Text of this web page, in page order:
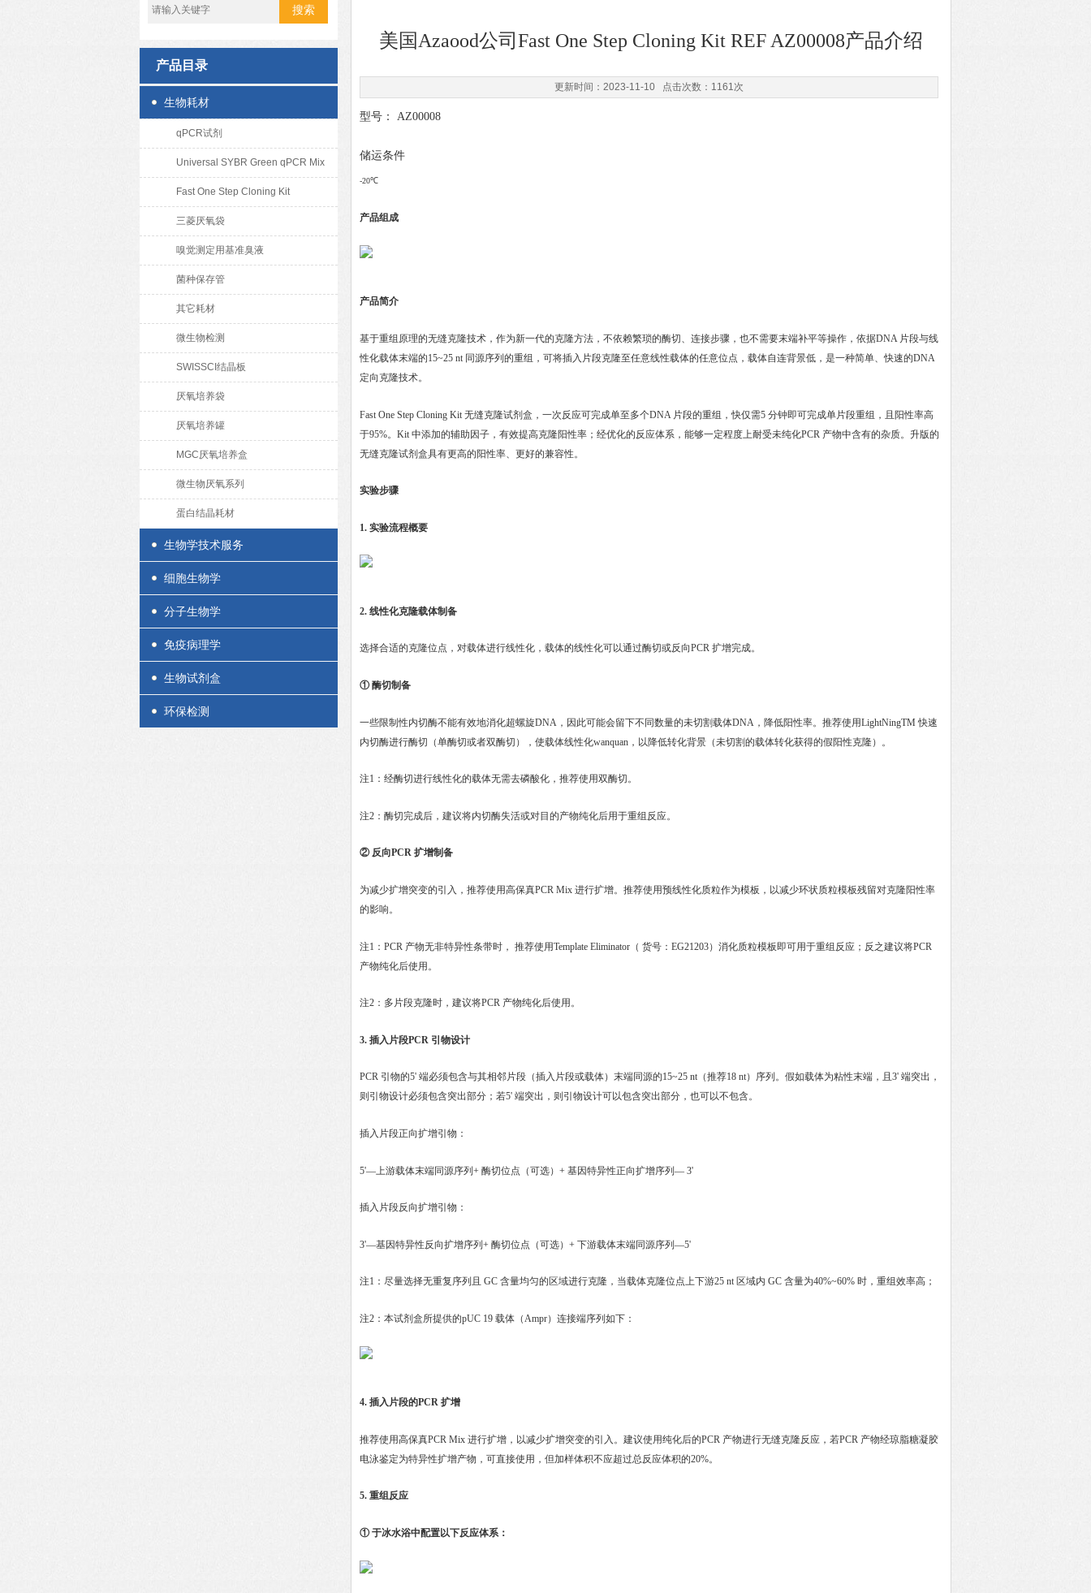
产品目录
生物耗材
qPCR试剂
Universal SYBR Green qPCR Mix
Fast One Step Cloning Kit
三菱厌氧袋
嗅觉测定用基准臭液
菌种保存管
其它耗材
微生物检测
SWISSCI结晶板
厌氧培养袋
厌氧培养罐
MGC厌氧培养盒
微生物厌氧系列
蛋白结晶耗材
生物学技术服务
细胞生物学
分子生物学
免疫病理学
生物试剂盒
环保检测
美国Azaood公司Fast One Step Cloning Kit REF AZ00008产品介绍
更新时间：2023-11-10 点击次数：1161次
型号： AZ00008
储运条件
-20℃
产品组成
产品简介
基于重组原理的无缝克隆技术，作为新一代的克隆方法，不依赖繁琐的酶切、连接步骤，也不需要末端补平等操作，依据DNA 片段与线
性化载体末端的15~25 nt 同源序列的重组，可将插入片段克隆至任意线性载体的任意位点，载体自连背景低，是一种简单、快速的DNA
定向克隆技术。
Fast One Step Cloning Kit 无缝克隆试剂盒，一次反应可完成单至多个DNA 片段的重组，快仅需5 分钟即可完成单片段重组，且阳性率高
于95%。Kit 中添加的辅助因子，有效提高克隆阳性率；经优化的反应体系，能够一定程度上耐受未纯化PCR 产物中含有的杂质。升版的
无缝克隆试剂盒具有更高的阳性率、更好的兼容性。
实验步骤
1. 实验流程概要
2. 线性化克隆载体制备
选择合适的克隆位点，对载体进行线性化，载体的线性化可以通过酶切或反向PCR 扩增完成。
① 酶切制备
一些限制性内切酶不能有效地消化超螺旋DNA，因此可能会留下不同数量的未切割载体DNA，降低阳性率。推荐使用LightNingTM 快速
内切酶进行酶切（单酶切或者双酶切），使载体线性化wanquan，以降低转化背景（未切割的载体转化获得的假阳性克隆）。
注1：经酶切进行线性化的载体无需去磷酸化，推荐使用双酶切。
注2：酶切完成后，建议将内切酶失活或对目的产物纯化后用于重组反应。
② 反向PCR 扩增制备
为减少扩增突变的引入，推荐使用高保真PCR Mix 进行扩增。推荐使用预线性化质粒作为模板，以减少环状质粒模板残留对克隆阳性率
的影响。
注1：PCR 产物无非特异性条带时， 推荐使用Template Eliminator（ 货号：EG21203）消化质粒模板即可用于重组反应；反之建议将PCR
产物纯化后使用。
注2：多片段克隆时，建议将PCR 产物纯化后使用。
3. 插入片段PCR 引物设计
PCR 引物的5' 端必须包含与其相邻片段（插入片段或载体）末端同源的15~25 nt（推荐18 nt）序列。假如载体为粘性末端，且3' 端突出，
则引物设计必须包含突出部分；若5' 端突出，则引物设计可以包含突出部分，也可以不包含。
插入片段正向扩增引物：
5'—上游载体末端同源序列+ 酶切位点（可选）+ 基因特异性正向扩增序列— 3'
插入片段反向扩增引物：
3'—基因特异性反向扩增序列+ 酶切位点（可选）+ 下游载体末端同源序列—5'
注1：尽量选择无重复序列且 GC 含量均匀的区域进行克隆，当载体克隆位点上下游25 nt 区域内 GC 含量为40%~60% 时，重组效率高；
注2：本试剂盒所提供的pUC 19 载体（Ampr）连接端序列如下：
4. 插入片段的PCR 扩增
推荐使用高保真PCR Mix 进行扩增，以减少扩增突变的引入。建议使用纯化后的PCR 产物进行无缝克隆反应，若PCR 产物经琼脂糖凝胶
电泳鉴定为特异性扩增产物，可直接使用，但加样体积不应超过总反应体积的20%。
5. 重组反应
① 于冰水浴中配置以下反应体系：